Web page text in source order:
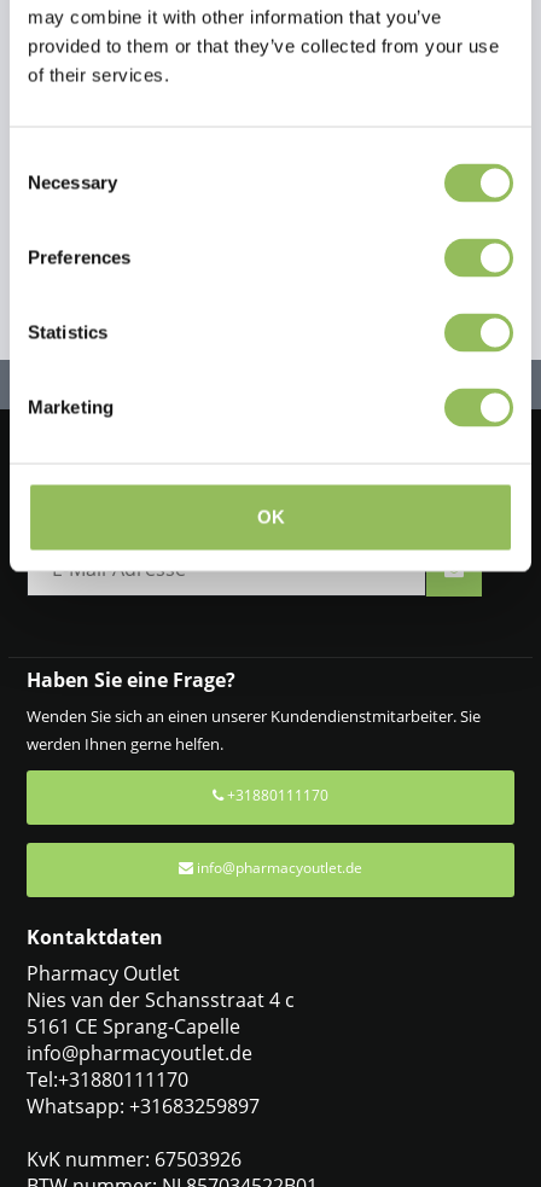
may combine it with other information that you’ve
provided to them or that they’ve collected from your use
of their services.
Selection
Necessary
Preferences
Statistics
Marketing
OK
Bewertungen
This article has no reviews yet
Lassen Sie uns in Kontakt bleiben!
Melden Sie sich für unseren Newsletter an
Haben Sie eine Frage?
Wenden Sie sich an einen unserer Kundendienstmitarbeiter. Sie
werden Ihnen gerne helfen.
+31880111170
info@pharmacyoutlet.de
Kontaktdaten
Pharmacy Outlet
Nies van der Schansstraat 4 c
5161 CE Sprang-Capelle
info@pharmacyoutlet.de
Tel:+31880111170
Whatsapp: +31683259897
KvK nummer: 67503926